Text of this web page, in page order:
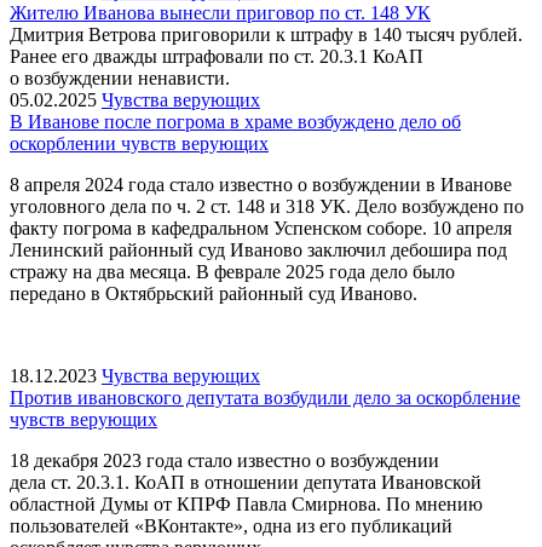
Жителю Иванова вынесли приговор по ст. 148 УК
Дмитрия Ветрова приговорили к штрафу в 140 тысяч рублей.
Ранее его дважды штрафовали по ст. 20.3.1 КоАП
о возбуждении ненависти.
05.02.2025 Чувства верующих
В Иванове после погрома в храме возбуждено дело об
оскорблении чувств верующих
8 апреля 2024 года стало известно о возбуждении в Иванове
уголовного дела по ч. 2 ст. 148 и 318 УК. Дело возбуждено по
факту погрома в кафедральном Успенском соборе. 10 апреля
Ленинский районный суд Иваново заключил дебошира под
стражу на два месяца. В феврале 2025 года дело было
передано в Октябрьский районный суд Иваново.
18.12.2023 Чувства верующих
Против ивановского депутата возбудили дело за оскорбление
чувств верующих
18 декабря 2023 года стало известно о возбуждении
дела ст. 20.3.1. КоАП в отношении депутата Ивановской
областной Думы от КПРФ Павла Смирнова. По мнению
пользователей «ВКонтакте», одна из его публикаций